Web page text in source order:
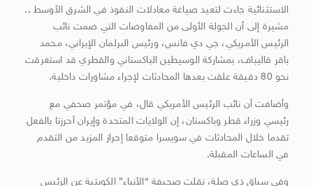
الاستثنائية جاءت لتعيد صياغة معادلات النفوذ في الشرق الأوسط ..
مشيرة إلى أن الجولة الأولى من المفاوضات التي ضمت نائب
الرئيس الأمريكي، جي دي فانس، ورئيس البرلمان الإيراني، محمد
باقر قاليباف، بمشاركة الوسيطين الباكستاني والقطري قد استغرقت
نحو 80 دقيقة علقت بعدها المحادثات لإجراء مشاورات داخلية.
وأضافت أن نائب الرئيس الأمريكي قال، في مؤتمر صحفي مع
رئيسي وزراء قطر وباكستان، إن الولايات المتحدة وإيران أحرزتا بالفعل
تقدما خلال المحادثات في سويسرا متوقعا إحراز المزيد من التقدم
في الساعات المقبلة.
وفي سياق ذي صلة، نقلت صحيفة “الأنباء” الكويتية عن الرئيس